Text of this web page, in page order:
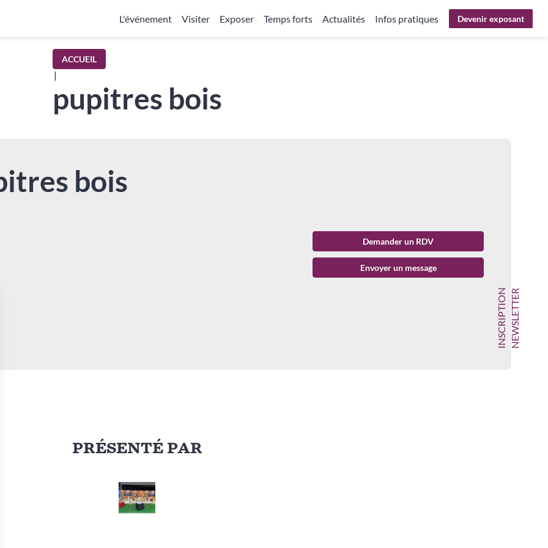
L'événement Visiter Exposer Temps forts Actualités Infos pratiques Devenir exposant
ACCUEIL
|
pupitres bois
Demander un RDV
Envoyer un message
bois
PRÉSENTÉ PAR
INSCRIPTIONNEWSLETTER